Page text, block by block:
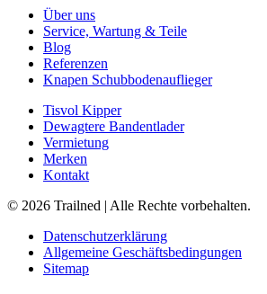
Über uns
Service, Wartung & Teile
Blog
Referenzen
Knapen Schubbodenauflieger
Tisvol Kipper
Dewagtere Bandentlader
Vermietung
Merken
Kontakt
© 2026 Trailned | Alle Rechte vorbehalten.
Datenschutzerklärung
Allgemeine Geschäftsbedingungen
Sitemap